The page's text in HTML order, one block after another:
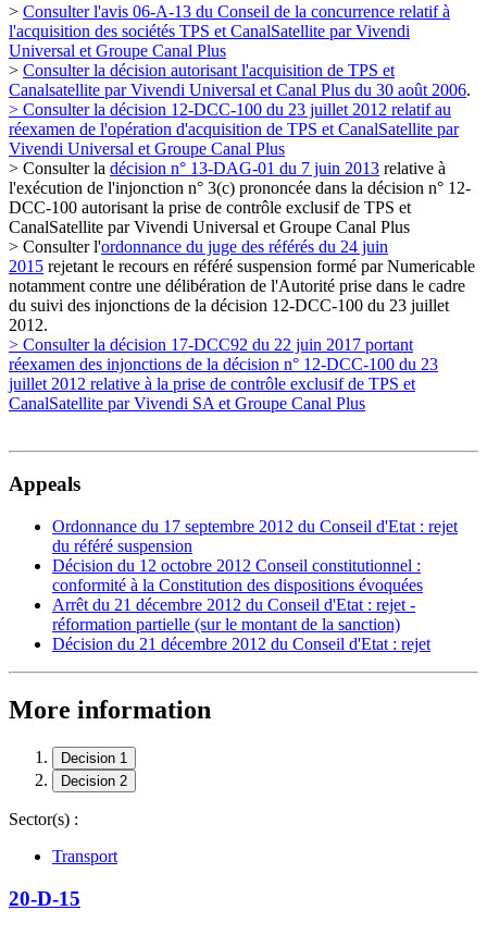
> Consulter l'avis 06-A-13 du Conseil de la concurrence relatif à
l'acquisition des sociétés TPS et CanalSatellite par Vivendi
Universal et Groupe Canal Plus
> Consulter la décision autorisant l'acquisition de TPS et
Canalsatellite par Vivendi Universal et Canal Plus du 30 août 2006.
> Consulter la décision 12-DCC-100 du 23 juillet 2012 relatif au
réexamen de l'opération d'acquisition de TPS et CanalSatellite par
Vivendi Universal et Groupe Canal Plus
> Consulter la décision n° 13-DAG-01 du 7 juin 2013 relative à
l'exécution de l'injonction n° 3(c) prononcée dans la décision n° 12-
DCC-100 autorisant la prise de contrôle exclusif de TPS et
CanalSatellite par Vivendi Universal et Groupe Canal Plus
> Consulter l'ordonnance du juge des référés du 24 juin
2015 rejetant le recours en référé suspension formé par Numericable
notamment contre une délibération de l'Autorité prise dans le cadre
du suivi des injonctions de la décision 12-DCC-100 du 23 juillet
2012.
> Consulter la décision 17-DCC92 du 22 juin 2017 portant
réexamen des injonctions de la décision n° 12-DCC-100 du 23
juillet 2012 relative à la prise de contrôle exclusif de TPS et
CanalSatellite par Vivendi SA et Groupe Canal Plus
Appeals
Ordonnance du 17 septembre 2012 du Conseil d'Etat : rejet
du référé suspension
Décision du 12 octobre 2012 Conseil constitutionnel :
conformité à la Constitution des dispositions évoquées
Arrêt du 21 décembre 2012 du Conseil d'Etat : rejet -
réformation partielle (sur le montant de la sanction)
Décision du 21 décembre 2012 du Conseil d'Etat : rejet
More information
Decision 1
Decision 2
Sector(s) :
Transport
20-D-15